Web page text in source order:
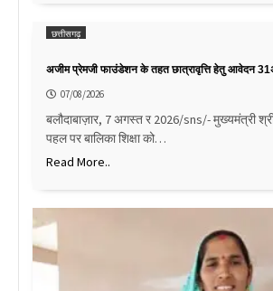
छत्तीसगढ़
अजीम प्रेमजी फाउंडेशन के तहत छात्रावृत्ति हेतु आवेदन
07/08/2026
बलौदाबाज़ार, 7 अगस्त र 2026/sns/- मुख्यमंत्री
पहल पर बालिका शिक्षा को…
Read More..